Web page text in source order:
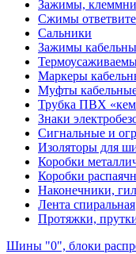
Зажимы,
Сжимы
Сальники
Зажимы
Маркеры
Муфты
Трубка ПВХ
Знаки
Сигнальные и
Изоляторы для
Коробки
Коробки
Наконечники,
Лента спиральная
Протяжки,
Шины "0", блоки